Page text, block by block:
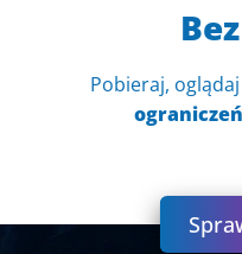
Pobieraj, oglądaj
ograniczeń